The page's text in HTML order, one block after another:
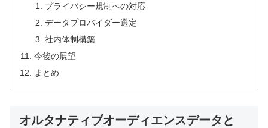
プライバシー規制への対応
データプロバイダー選定
社内体制構築
今後の展望
まとめ
オルタナティブオーディエンスデータと